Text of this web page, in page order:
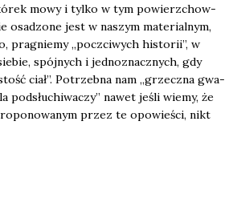
mowy i tyl­ko w tym powierz­chow­
osa­dzo­ne jest w naszym mate­rial­nym,
pra­gnie­my „poczci­wych histo­rii”, w
spój­nych i jed­no­znacz­nych, gdy
ciał”. Potrzeb­na nam „grzecz­na gwa­
pod­słu­chi­wa­czy” nawet jeśli wie­my, że
przez te opo­wie­ści, nikt